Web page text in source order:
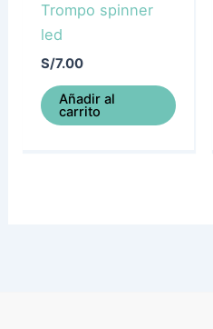
Trompo spinner
led
S/7.00
Añadir al
carrito